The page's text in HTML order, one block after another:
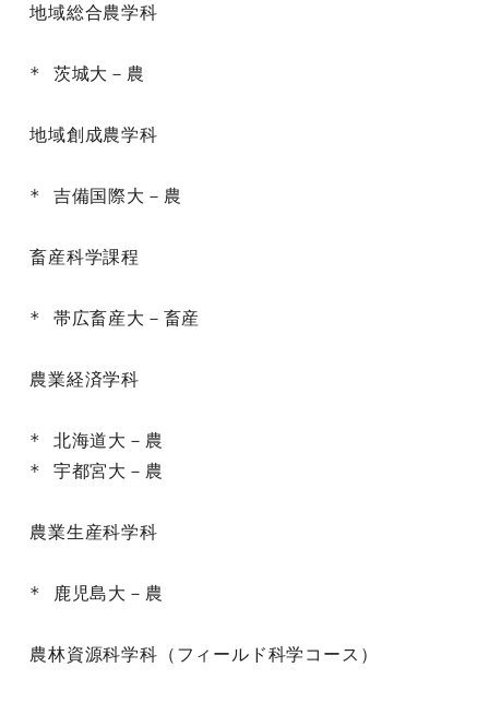
地域総合農学科
* 茨城大－農
地域創成農学科
* 吉備国際大－農
畜産科学課程
* 帯広畜産大－畜産
農業経済学科
* 北海道大－農
* 宇都宮大－農
農業生産科学科
* 鹿児島大－農
農林資源科学科（フィールド科学コース）